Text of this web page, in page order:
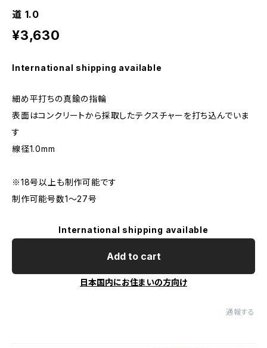
道 1.0
¥3,630
International shipping available
細め平打ちの真鍮の指輪
表面はコンクリートから採取したテクスチャーを打ち込んでいま
す
線径1.0mm
※18号以上も制作可能です
制作可能号数1〜27号
International shipping available
Add to cart
日本国内にお住まいの方向け
通報する